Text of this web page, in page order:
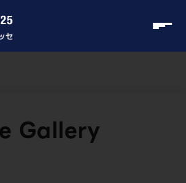
セ
Gallery